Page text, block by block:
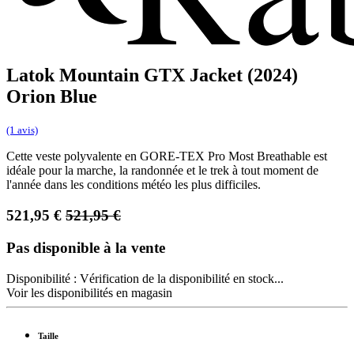
Latok Mountain GTX Jacket (2024)
Orion Blue
(1 avis)
Cette veste polyvalente en GORE-TEX Pro Most Breathable est
idéale pour la marche, la randonnée et le trek à tout moment de
l'année dans les conditions météo les plus difficiles.
521,95 € 521,95€
Pas disponible à la vente
Disponibilité : Vérification de la disponibilité en stock...
Voir les disponibilités en magasin
Taille